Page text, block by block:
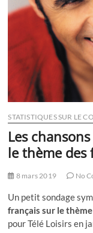
STATISTIQUES SUR LE
Les
le thème des
8 mars 2019 No
Un petit sondage
français sur le
pour Télé Loisirs en